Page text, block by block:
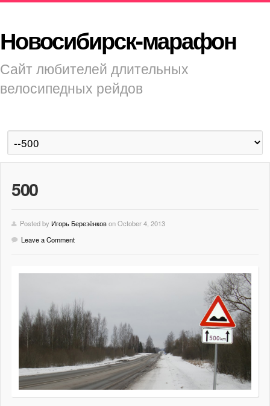
Новосибирск-марафон
Сайт любителей длительных
велосипедных рейдов
500
Posted by Игорь Березёнковon October 4, 2013
Leave a Comment